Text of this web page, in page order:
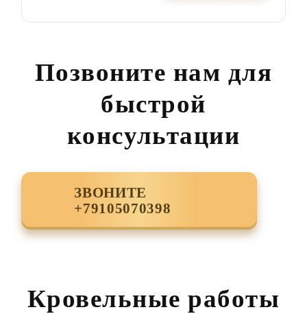
Позвоните нам для
быстрой
консультации
ЗВОНИТЕ
+79105070398
Кровельные работы